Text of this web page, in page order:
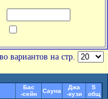
вариантов на стр.
Бас
-сейн
Сауна
Джа
-кузи
S
общ